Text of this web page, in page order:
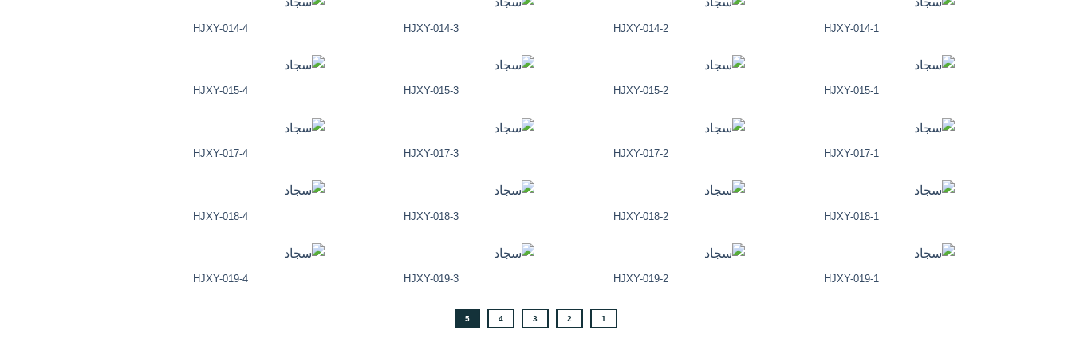
HJXY-014-1
HJXY-014-2
HJXY-014-3
HJXY-014-4
HJXY-015-1
HJXY-015-2
HJXY-015-3
HJXY-015-4
HJXY-017-1
HJXY-017-2
HJXY-017-3
HJXY-017-4
HJXY-018-1
HJXY-018-2
HJXY-018-3
HJXY-018-4
HJXY-019-1
HJXY-019-2
HJXY-019-3
HJXY-019-4
1
2
3
4
5